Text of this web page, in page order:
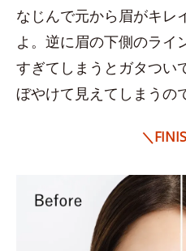
なじんで元から眉がキレ
よ。逆に眉の下側のライ
すぎてしまうとガタつい
ぼやけて見えてしまうの
＼